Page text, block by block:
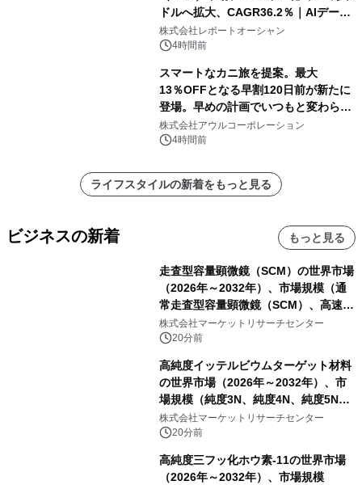
ドルへ拡大、CAGR36.2％｜AIデータ
センター・高速光通信需要が成長を加
速
株式会社レポートオーシャン
4時間前
スマートなカニ旅を提案。最大
13％OFFとなる早割120日前が新たに
登場。早めの計画でいつもと変わらぬ
大人の冬旅を。ー夕日ヶ浦温泉「佳松
苑 別邸ふうか」ー
株式会社アウルコーポレーション
4時間前
ライフスタイルの新着をもっと見る
ビジネスの新着 もっと見る
走査型容量顕微鏡（SCM）の世界市場
（2026年～2032年）、市場規模（通
常走査型容量顕微鏡（SCM）、高速走
査型容量顕微鏡（SCM））・分析レポ
ートを発表
株式会社マーケットリサーチセンター
20分前
高純度イッテルビウムターゲット材料
の世界市場（2026年～2032年）、市
場規模（純度3N、純度4N、純度5N、
その他）・分析レポートを発表
株式会社マーケットリサーチセンター
20分前
高純度三フッ化ホウ素-11の世界市場
（2026年～2032年）、市場規模